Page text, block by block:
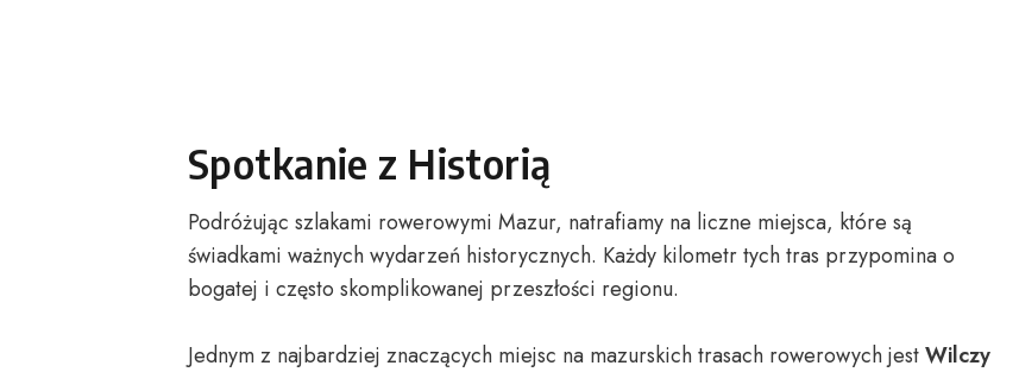
Spotkanie z Historią
Podróżując szlakami rowerowymi Mazur, natrafiamy na liczne miejsca, które są
świadkami ważnych wydarzeń historycznych. Każdy kilometr tych tras przypomina o
bogatej i często skomplikowanej przeszłości regionu.
Jednym z najbardziej znaczących miejsc na mazurskich trasach rowerowych jestWilczy